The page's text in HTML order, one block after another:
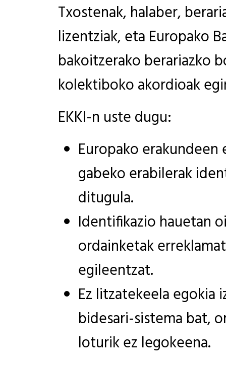
Txostenak, halaber,
lizentziak, eta Europako
bakoitzerako berariazko
kolektiboko akordioak
EKKI-n uste dugu:
Europako
gabeko erabilerak
ditugula.
Identifikazio hauetan
ordainketak
egileentzat.
Ez litzatekeela egokia
bidesari-sistema bat,
loturik ez legokeena.